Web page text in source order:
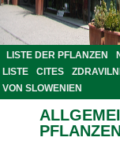
LISTE DER PFLANZEN
LISTE
CITES
VON SLOWENIEN